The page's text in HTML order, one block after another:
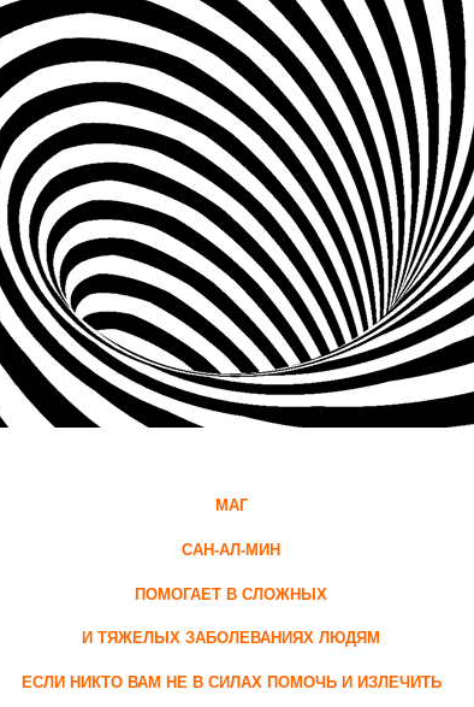
МАГ
САН-АЛ-МИН
ПОМОГАЕТ В СЛОЖНЫХ
И ТЯЖЕЛЫХ ЗАБОЛЕВАНИЯХ ЛЮДЯМ
ЕСЛИ НИКТО ВАМ НЕ В СИЛАХ ПОМОЧЬ И ИЗЛЕЧИТЬ